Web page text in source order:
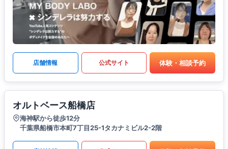
店舗情報 公式サイト 体験・相談予約
オルトベース船橋店
海神駅から徒歩12分
千葉県船橋市本町7丁目25-1タカナミビル2-2階